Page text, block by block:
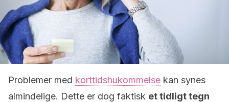
Problemer med korttidshukommelse kan synes
almindelige. Dette er dog faktisk et tidligt tegn